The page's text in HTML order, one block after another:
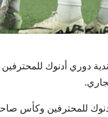
للمحترفين